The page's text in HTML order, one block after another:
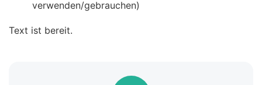
verwenden/gebrauchen)
Text ist bereit.